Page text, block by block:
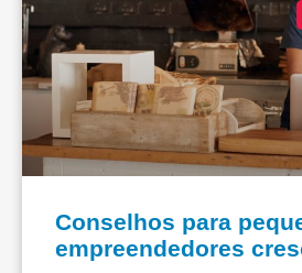
Conselhos para
empreendedores